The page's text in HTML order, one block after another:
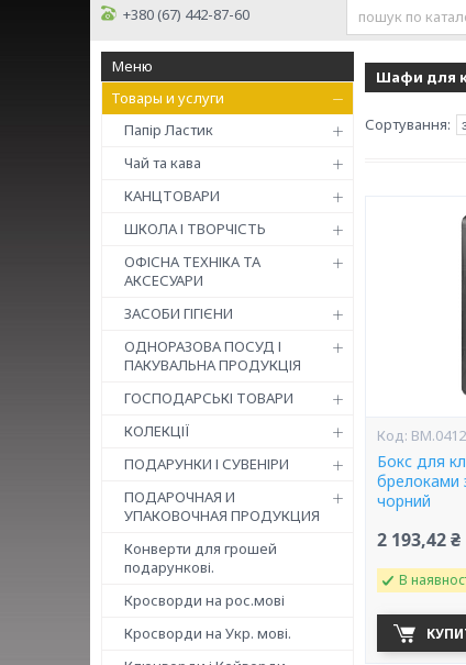
+380 (67) 442-87-60
Товары и услуги
Папір Ластик
Чай та кава
КАНЦТОВАРИ
ШКОЛА І ТВОРЧІСТЬ
ОФІСНА ТЕХНІКА ТА
АКСЕСУАРИ
ЗАСОБИ ГІГІЄНИ
ОДНОРАЗОВА ПОСУД І
ПАКУВАЛЬНА ПРОДУКЦІЯ
ГОСПОДАРСЬКІ ТОВАРИ
КОЛЕКЦІЇ
ПОДАРУНКИ І СУВЕНІРИ
ПОДАРОЧНАЯ И
УПАКОВОЧНАЯ ПРОДУКЦИЯ
Конверти для грошей
подарункові.
Кросворди на рос.мові
Кросворди на Укр. мові.
Шафи для
BM.0412
Бокс для
брелоками
чорний
2 193,42 ₴
В